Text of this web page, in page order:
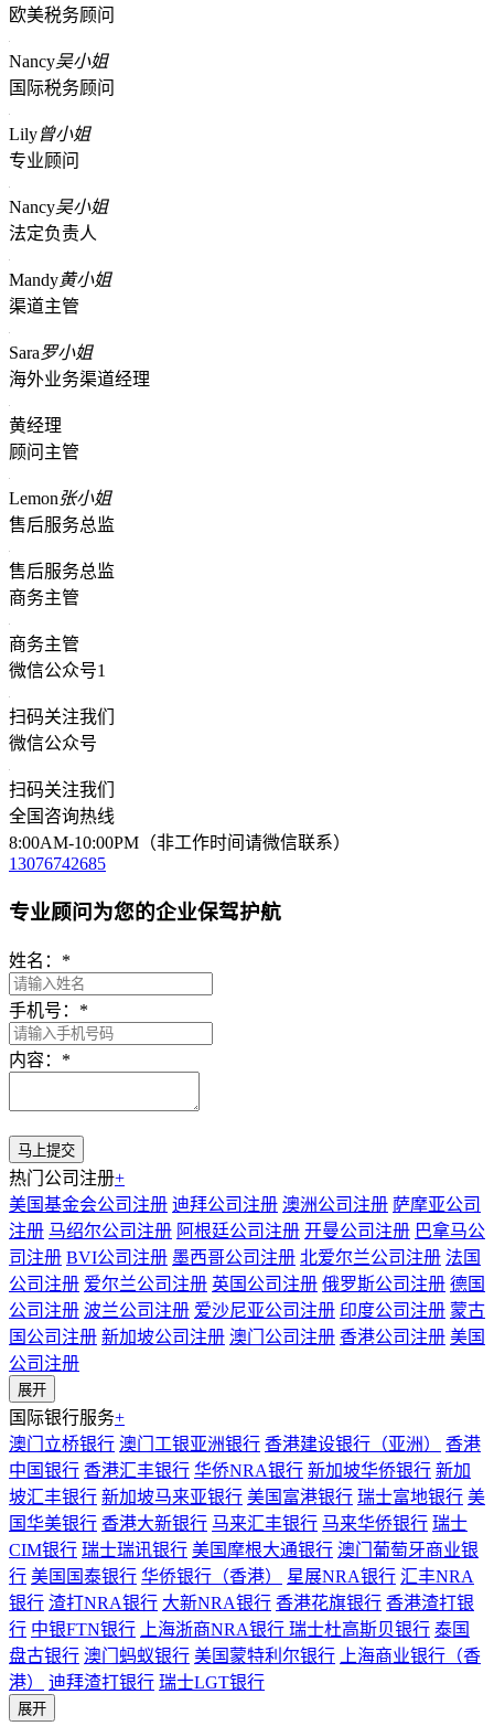
欧美税务顾问
Nancy吴小姐
国际税务顾问
Lily曾小姐
专业顾问
Nancy吴小姐
法定负责人
Mandy黄小姐
渠道主管
Sara罗小姐
海外业务渠道经理
黄经理
顾问主管
Lemon张小姐
售后服务总监
售后服务总监
商务主管
商务主管
微信公众号1
扫码关注我们
微信公众号
扫码关注我们
全国咨询热线
8:00AM-10:00PM（非工作时间请微信联系）
13076742685
专业顾问为您的企业保驾护航
姓名： *
手机号： *
内容： *
热门公司注册+
美国基金会公司注册 迪拜公司注册 澳洲公司注册 萨摩亚公司
注册 马绍尔公司注册 阿根廷公司注册 开曼公司注册 巴拿马公
司注册 BVI公司注册 墨西哥公司注册 北爱尔兰公司注册 法国
公司注册 爱尔兰公司注册 英国公司注册 俄罗斯公司注册 德国
公司注册 波兰公司注册 爱沙尼亚公司注册 印度公司注册 蒙古
国公司注册 新加坡公司注册 澳门公司注册 香港公司注册 美国
公司注册
展开
国际银行服务+
澳门立桥银行 澳门工银亚洲银行 香港建设银行（亚洲）
香港
中国银行 香港汇丰银行 华侨NRA银行 新加坡华侨银行 新加
坡汇丰银行 新加坡马来亚银行 美国富港银行 瑞士富地银行 美
国华美银行 香港大新银行 马来汇丰银行 马来华侨银行 瑞士
CIM银行 瑞士瑞讯银行 美国摩根大通银行 澳门葡萄牙商业银
行 美国国泰银行 华侨银行（香港） 星展NRA银行 汇丰NRA
银行 渣打NRA银行 大新NRA银行 香港花旗银行 香港渣打银
行 中银FTN银行 上海浙商NRA银行 瑞士杜高斯贝银行 泰国
盘古银行 澳门蚂蚁银行 美国蒙特利尔银行
上海商业银行（香
港）
迪拜渣打银行 瑞士LGT银行
展开